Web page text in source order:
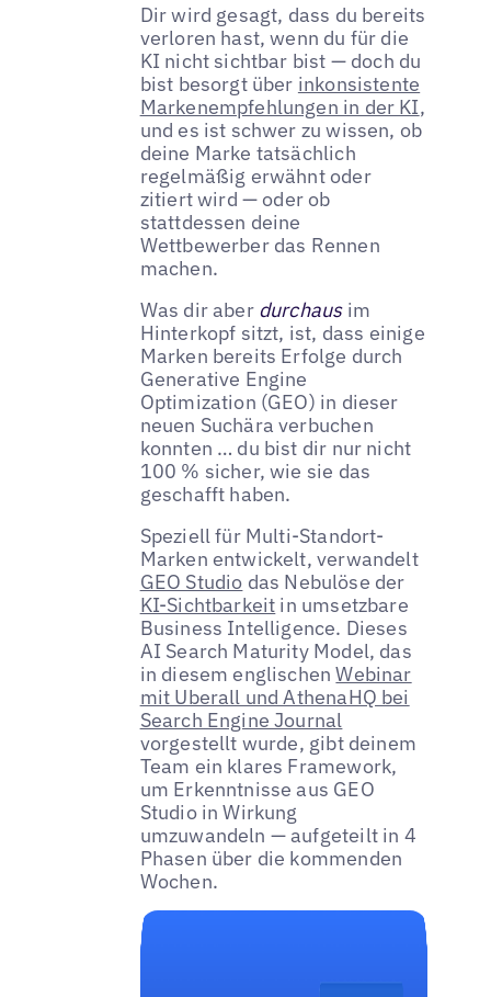
Dir wird gesagt, dass du bereits
verloren hast, wenn du für die
KI nicht sichtbar bist — doch du
bist besorgt über inkonsistente
Markenempfehlungen in der KI,
und es ist schwer zu wissen, ob
deine Marke tatsächlich
regelmäßig erwähnt oder
zitiert wird — oder ob
stattdessen deine
Wettbewerber das Rennen
machen.
Was dir aber durchausim
Hinterkopf sitzt, ist, dass einige
Marken bereits Erfolge durch
Generative Engine
Optimization (GEO) in dieser
neuen Suchära verbuchen
konnten … du bist dir nur nicht
100 % sicher, wie sie das
geschafft haben.
Speziell für Multi-Standort-
Marken entwickelt, verwandelt
GEO Studio das Nebulöse der
KI-Sichtbarkeit in umsetzbare
Business Intelligence. Dieses
AI Search Maturity Model, das
in diesem englischenWebinar
mit Uberall und AthenaHQ bei
Search Engine Journal
vorgestellt wurde, gibt deinem
Team ein klares Framework,
um Erkenntnisse aus GEO
Studio in Wirkung
umzuwandeln — aufgeteilt in 4
Phasen über die kommenden
Wochen.